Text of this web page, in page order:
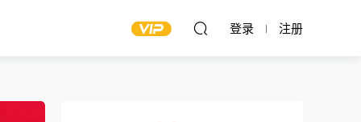
登录 注册